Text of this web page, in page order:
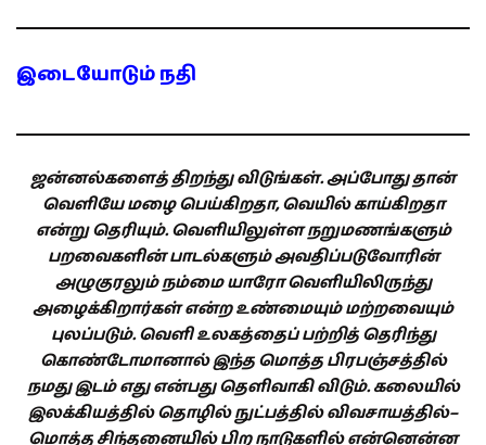
இடையோடும் நதி
ஜன்னல்களைத் திறந்து விடுங்கள். அப்போது தான்
வெளியே மழை பெய்கிறதா, வெயில் காய்கிறதா
என்று தெரியும். வெளியிலுள்ள நறுமணங்களும்
பறவைகளின் பாடல்களும் அவதிப்படுவோரின்
அழுகுரலும் நம்மை யாரோ வெளியிலிருந்து
அழைக்கிறார்கள் என்ற உண்மையும் மற்றவையும்
புலப்படும். வெளி உலகத்தைப் பற்றித் தெரிந்து
கொண்டோமானால் இந்த மொத்த பிரபஞ்சத்தில்
நமது இடம் எது என்பது தெளிவாகி விடும். கலையில்
இலக்கியத்தில் தொழில் நுட்பத்தில் விவசாயத்தில்–
மொத்த சிந்தனையில் பிற நாடுகளில் என்னென்ன